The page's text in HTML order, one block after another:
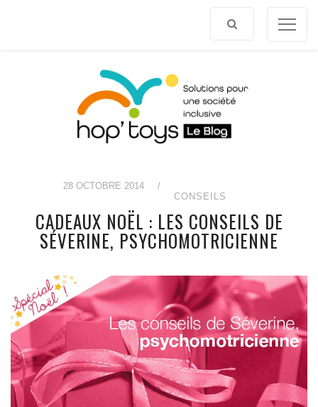
28 OCTOBRE 2014
/
CONSEILS
CADEAUX NOËL : LES CONSEILS DE
SÉVERINE, PSYCHOMOTRICIENNE